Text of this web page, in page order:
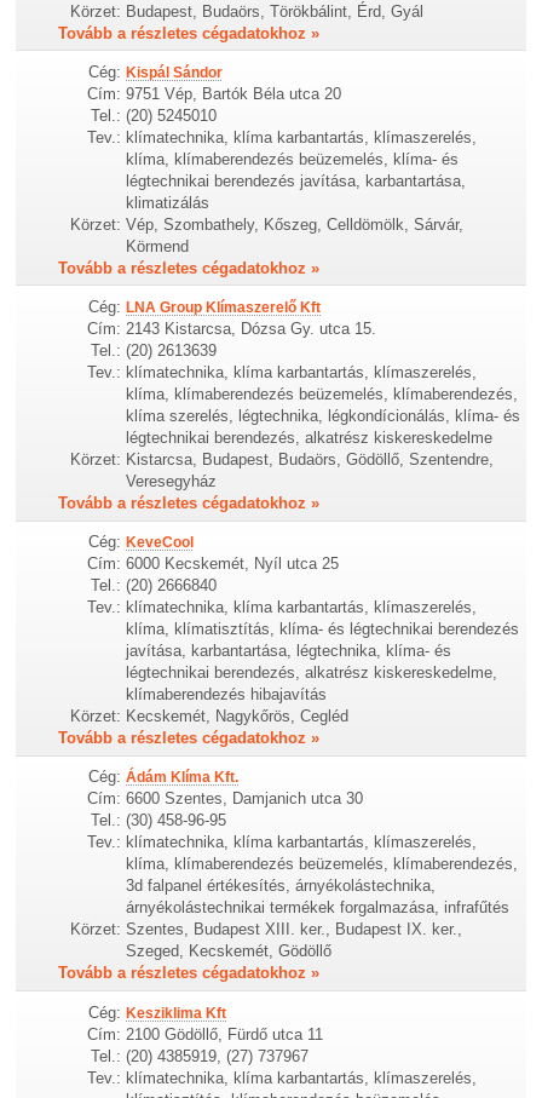
Körzet: Budapest, Budaörs, Törökbálint, Érd, Gyál
Tovább a részletes cégadatokhoz »
Cég: Kispál Sándor
Cím: 9751 Vép, Bartók Béla utca 20
Tel.: (20) 5245010
Tev.: klímatechnika, klíma karbantartás, klímaszerelés,
klíma, klímaberendezés beüzemelés, klíma- és
légtechnikai berendezés javítása, karbantartása,
klimatizálás
Körzet: Vép, Szombathely, Kőszeg, Celldömölk, Sárvár,
Körmend
Tovább a részletes cégadatokhoz »
Cég: LNA Group Klímaszerelő Kft
Cím: 2143 Kistarcsa, Dózsa Gy. utca 15.
Tel.: (20) 2613639
Tev.: klímatechnika, klíma karbantartás, klímaszerelés,
klíma, klímaberendezés beüzemelés, klímaberendezés,
klíma szerelés, légtechnika, légkondícionálás, klíma- és
légtechnikai berendezés, alkatrész kiskereskedelme
Körzet: Kistarcsa, Budapest, Budaörs, Gödöllő, Szentendre,
Veresegyház
Tovább a részletes cégadatokhoz »
Cég: KeveCool
Cím: 6000 Kecskemét, Nyíl utca 25
Tel.: (20) 2666840
Tev.: klímatechnika, klíma karbantartás, klímaszerelés,
klíma, klímatisztítás, klíma- és légtechnikai berendezés
javítása, karbantartása, légtechnika, klíma- és
légtechnikai berendezés, alkatrész kiskereskedelme,
klímaberendezés hibajavítás
Körzet: Kecskemét, Nagykőrös, Cegléd
Tovább a részletes cégadatokhoz »
Cég: Ádám Klíma Kft.
Cím: 6600 Szentes, Damjanich utca 30
Tel.: (30) 458-96-95
Tev.: klímatechnika, klíma karbantartás, klímaszerelés,
klíma, klímaberendezés beüzemelés, klímaberendezés,
3d falpanel értékesítés, árnyékolástechnika,
árnyékolástechnikai termékek forgalmazása, infrafűtés
Körzet: Szentes, Budapest XIII. ker., Budapest IX. ker.,
Szeged, Kecskemét, Gödöllő
Tovább a részletes cégadatokhoz »
Cég: Kesziklima Kft
Cím: 2100 Gödöllő, Fürdő utca 11
Tel.: (20) 4385919, (27) 737967
Tev.: klímatechnika, klíma karbantartás, klímaszerelés,